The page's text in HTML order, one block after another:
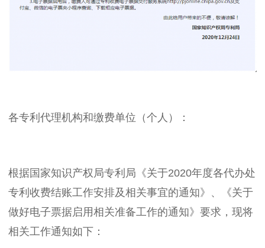
各专利代理机构和缴费单位（个人）：
根据国家知识产权局专利局《关于2020年度各代办处
专利收费结账工作安排及相关事宜的通知》、《关于
做好电子票据启用相关准备工作的通知》要求，现将
相关工作通知如下：